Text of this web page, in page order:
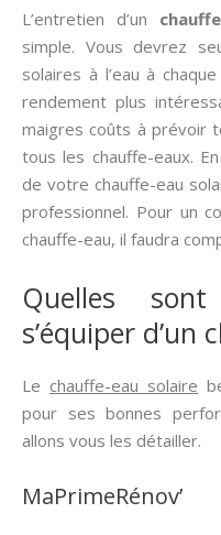
L’entretien d’un
simple. Vous devrez
solaires à l’eau à
rendement plus
maigres coûts à prévoir
tous les chauffe-eaux.
de votre chauffe-eau
professionnel. Pour un
chauffe-eau, il faudra
Quelles
s’équiper d’un
Le chauffe-eau solaire
pour ses bonnes
allons vous les détailler.
MaPrimeRénov’